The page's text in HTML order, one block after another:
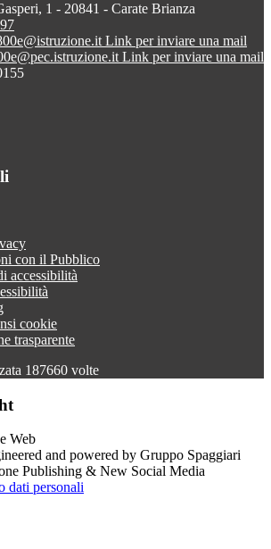
1 - 20841 - Carate Brianza
Link per inviare una mail
Link per inviare una mail
con il Pubblico
accessibilità
cookie
trasparente
187660 volte
and powered by Gruppo Spaggiari
Publishing & New Social Media
dati personali